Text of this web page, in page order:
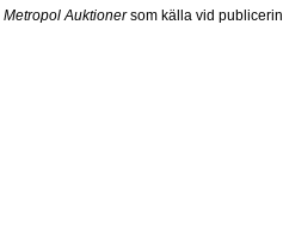
Metropol Auktionersom källa vid